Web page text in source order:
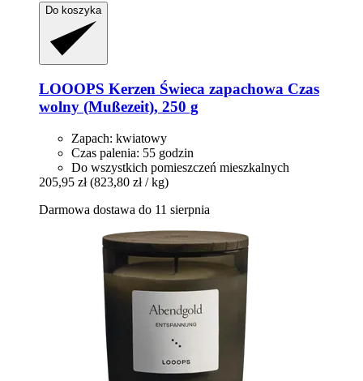
Do koszyka
LOOOPS Kerzen Świeca zapachowa Czas
wolny (Mußezeit), 250 g
Zapach: kwiatowy
Czas palenia: 55 godzin
Do wszystkich pomieszczeń mieszkalnych
205,95 zł (823,80 zł / kg)
Darmowa dostawa do 11 sierpnia